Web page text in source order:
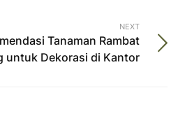
NEXT
Tanaman Rambat
untuk Dekorasi di Kantor